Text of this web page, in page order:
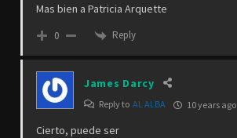
Mas bien a Patricia Arquette
0 Reply
James Darcy
Reply to AL ALBA 10 years ago
Cierto, puede ser